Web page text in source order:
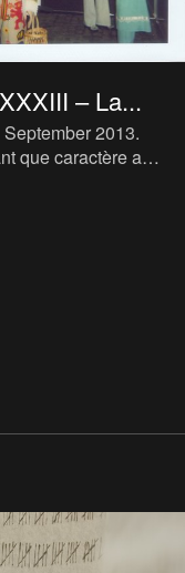
– La...
2013.
que caractère a